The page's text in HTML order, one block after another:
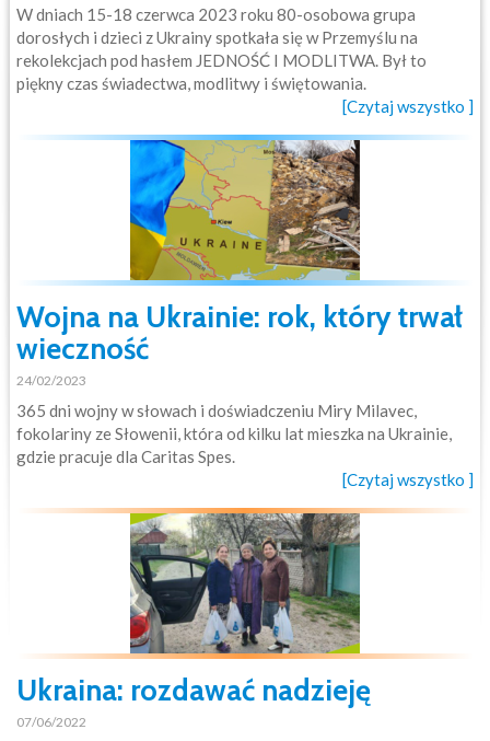
W dniach 15-18 czerwca 2023 roku 80-osobowa grupa
dorosłych i dzieci z Ukrainy spotkała się w Przemyślu na
rekolekcjach pod hasłem JEDNOŚĆ I MODLITWA. Był to
piękny czas świadectwa, modlitwy i świętowania.
[Czytaj wszystko ]
Wojna na Ukrainie: rok, który trwał
wieczność
24/02/2023
365 dni wojny w słowach i doświadczeniu Miry Milavec,
fokolariny ze Słowenii, która od kilku lat mieszka na Ukrainie,
gdzie pracuje dla Caritas Spes.
[Czytaj wszystko ]
Ukraina: rozdawać nadzieję
07/06/2022